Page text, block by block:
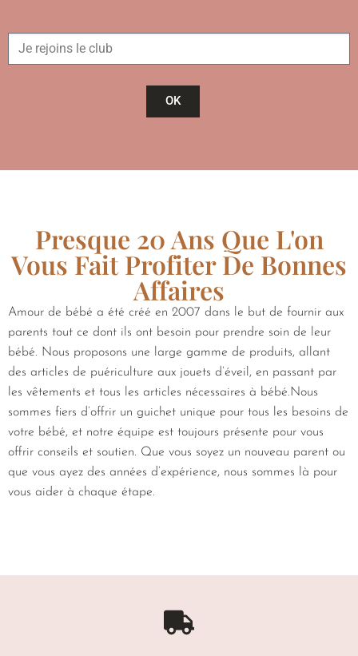
OK
Presque 20 Ans Que L'on
Vous Fait Profiter De Bonnes
Affaires
Amour de bébé a été créé en 2007 dans le but de fournir aux
parents tout ce dont ils ont besoin pour prendre soin de leur
bébé. Nous proposons une large gamme de produits, allant
des articles de puériculture aux jouets d’éveil, en passant par
les vêtements et tous les articles nécessaires à bébé.Nous
sommes fiers d’offrir un guichet unique pour tous les besoins de
votre bébé, et notre équipe est toujours présente pour vous
offrir conseils et soutien. Que vous soyez un nouveau parent ou
que vous ayez des années d’expérience, nous sommes là pour
vous aider à chaque étape.